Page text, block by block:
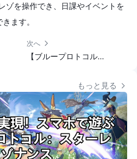
ゾを操作でき、日課やイベントを
ます。
次へ
【ブループロトコル：スターレゾナンス】レベルアップ・育成ガイド
もっと見る